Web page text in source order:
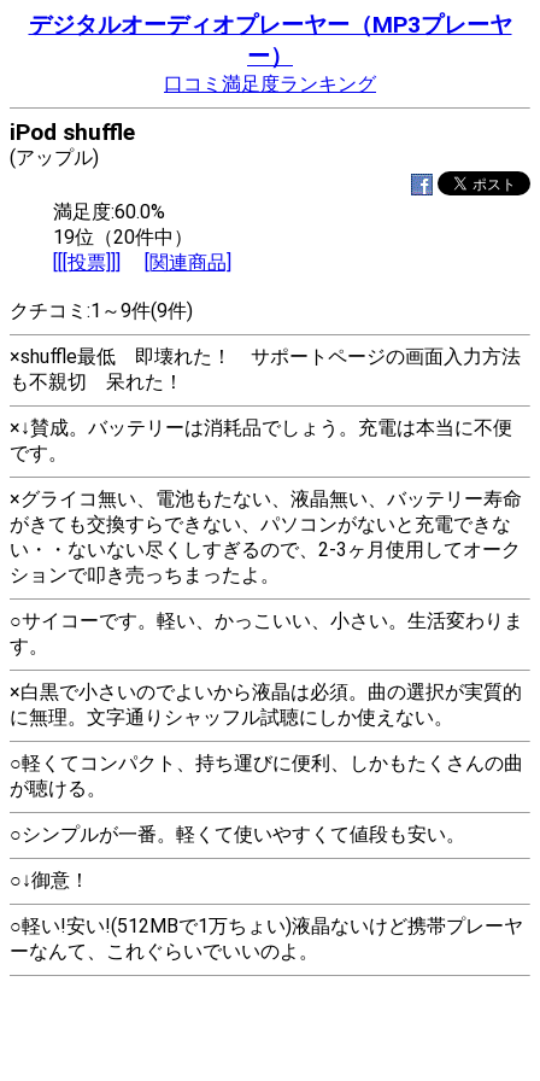
デジタルオーディオプレーヤー（MP3プレーヤ
ー）
口コミ満足度ランキング
iPod shuffle
(アップル)
満足度:60.0%
19位（20件中）
[[[投票]]]
[関連商品]
クチコミ:1～9件(9件)
×shuffle最低 即壊れた！ サポートページの画面入力方法
も不親切 呆れた！
×↓賛成。バッテリーは消耗品でしょう。充電は本当に不便
です。
×グライコ無い、電池もたない、液晶無い、バッテリー寿命
がきても交換すらできない、パソコンがないと充電できな
い・・ないない尽くしすぎるので、2-3ヶ月使用してオーク
ションで叩き売っちまったよ。
○サイコーです。軽い、かっこいい、小さい。生活変わりま
す。
×白黒で小さいのでよいから液晶は必須。曲の選択が実質的
に無理。文字通りシャッフル試聴にしか使えない。
○軽くてコンパクト、持ち運びに便利、しかもたくさんの曲
が聴ける。
○シンプルが一番。軽くて使いやすくて値段も安い。
○↓御意！
○軽い!安い!(512MBで1万ちょい)液晶ないけど携帯プレーヤ
ーなんて、これぐらいでいいのよ。